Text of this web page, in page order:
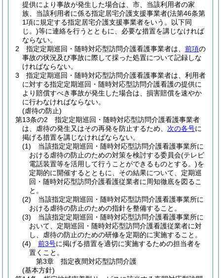
提供により事故が発生した場合は、市、当該利用者の家
族、当該利用者に係る指定居宅介護支援事業者(法第46条第
1項に規定する指定居宅介護支援事業者をいう。以下同
じ。)等に連絡を行うとともに、必要な措置を講じなければ
ならない。
2
指定定期巡回・随時対応型訪問介護看護事業者は、 前項の
事故の状況及び事故に際して採った処置について記録しな
ければならない。
3
指定定期巡回・随時対応型訪問介護看護事業者は、利用者
に対する指定定期巡回・随時対応型訪問介護看護の提供に
より賠償すべき事故が発生した場合は、損害賠償を速やか
に行わなければならない。
(虐待の防止)
第13条の2
指定定期巡回・随時対応型訪問介護看護事業者
は、虐待の発生又はその再発を防止するため、 次の各号に
掲げる措置を講じなければならない。
(1)
当該指定定期巡回・随時対応型訪問介護看護事業所に
おける虐待の防止のための対策を検討する委員会(テレビ
電話装置等を活用して行うことができるものとする。)を
定期的に開催するとともに、その結果について、定期巡
回・随時対応型訪問介護看護従業者に周知徹底を図るこ
と。
(2)
当該指定定期巡回・随時対応型訪問介護看護事業所に
おける虐待の防止のための指針を整備すること。
(3)
当該指定定期巡回・随時対応型訪問介護看護事業所に
おいて、定期巡回・随時対応型訪問介護看護従業者に対
し、虐待の防止のための研修を定期的に実施すること。
(4)
前3号に掲げる措置を適切に実施するための担当者を
置くこと。
第3章
指定夜間対応型訪問介護
(基本方針)